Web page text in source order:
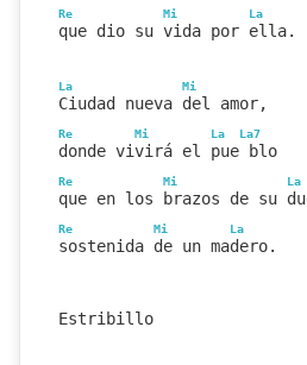
Re Mi La
que dio su vida por ella.
La Mi
Ciudad nueva del amor,
Re Mi La La7
donde vivirá el pue blo
Re Mi La
que en los brazos de su
Re Mi La
sostenida de un madero.
Estribillo